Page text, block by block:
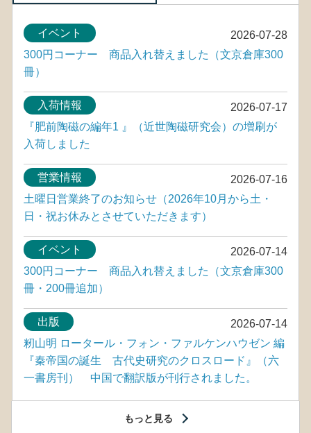
2026-07-28
イベント
300円コーナー 商品入れ替えました（文京倉庫300
冊）
2026-07-17
入荷情報
『肥前陶磁の編年1 』（近世陶磁研究会）の増刷が
入荷しました
2026-07-16
営業情報
土曜日営業終了のお知らせ（2026年10月から土・
日・祝お休みとさせていただきます）
2026-07-14
イベント
300円コーナー 商品入れ替えました（文京倉庫300
冊・200冊追加）
2026-07-14
出版
籾山明 ロータール・フォン・ファルケンハウゼン 編
『秦帝国の誕生 古代史研究のクロスロード』（六
一書房刊） 中国で翻訳版が刊行されました。
もっと見る